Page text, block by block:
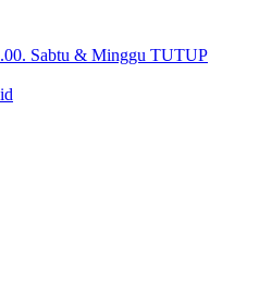
Sabtu & Minggu TUTUP